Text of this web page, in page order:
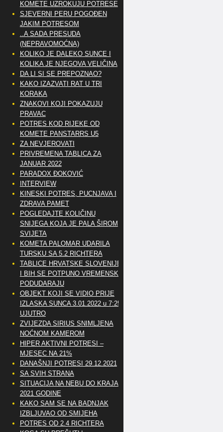
KOMETE UZROKUJU POTRESE
SJEVERNI PERU POGOĐEN
JAKIM POTRESOM
..A SADA PRESUDA
(NEPRAVOMOĆNA)
KOLIKO JE DALEKO SUNCE I
KOLIKA JE NJEGOVA VELIČINA
DA LI SI SE PREPOZNAO?
KAKO IZAZVATI RAT U TRI
KORAKA
ZNAKOVI KOJI POKAZUJU
PRAVAC
POTRES KOD RIJEKE OD
KOMETE PANSTARRS U5
ZA NEVJEROVATI
PRIVREMENA TABLICA ZA
JANUAR 2022
PARADOX ĐOKOVIĆ
INTERVIEW
KINESKI POTRES, PUCNJAVA I
ZDRAVA PAMET
POGLEDAJTE KOLIČINU
SNIJEGA KOJA JE PALA ŠIROM
SVIJETA
KOMETA PALOMAR UDARILA
TURSKU SA 5.2 RICHTERA
TABLICE HRVATSKE SLOVENIJE
I BIH SE POTPUNO VREMENSKI
PODUDARAJU
OBJEKT KOJI SE VIDIO PRIJE
IZLASKA SUNCA 3.01.2022 u 7:25
UJUTRO
ZVIJEZDA SIRIUS SNIMLJENA
NOĆNOM KAMEROM
HIPER AKTIVNI POTRESI –
MJESEC NA 21%
DANAŠNJI POTRESI 29.12.2021
SA SVIH STRANA
SITUACIJA NA NEBU DO KRAJA
2021 GODINE
KAKO SAM SE NA BADNJAK
IZBLJUVAO OD SMIJEHA
POTRES OD 2.4 RICHTERA